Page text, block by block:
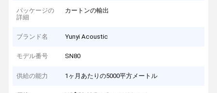
パッケージの
詳細
カートンの輸出
ブランド名 Yunyi Acoustic
モデル番号 SN80
供給の能力 1ヶ月あたりの5000平方メートル